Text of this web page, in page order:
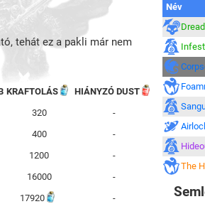
tehát ez a pakli már nem
KRAFTOLÁS
HIÁNYZÓ DUST
320
-
400
-
1200
-
16000
-
17920
-
Név
The